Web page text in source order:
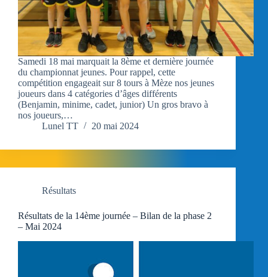
Samedi 18 mai marquait la 8ème et dernière journée
du championnat jeunes. Pour rappel, cette
compétition engageait sur 8 tours à Mèze nos jeunes
joueurs dans 4 catégories d’âges différents
(Benjamin, minime, cadet, junior) Un gros bravo à
nos joueurs,…
Lunel TT
20 mai 2024
Résultats
Résultats de la 14ème journée – Bilan de la phase 2
– Mai 2024